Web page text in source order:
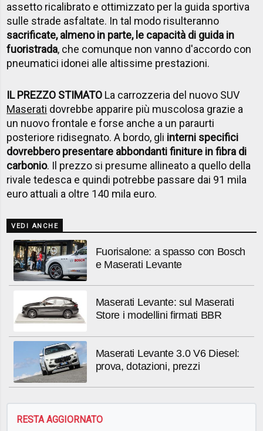
assetto ricalibrato e ottimizzato per la guida sportiva
sulle strade asfaltate. In tal modo risulteranno
sacrificate, almeno in parte, le capacità di guida in
fuoristrada, che comunque non vanno d'accordo con
pneumatici idonei alle altissime prestazioni.
IL PREZZO STIMATO La carrozzeria del nuovo SUV
Maserati dovrebbe apparire più muscolosa grazie a
un nuovo frontale e forse anche a un paraurti
posteriore ridisegnato. A bordo, gli interni specifici
dovrebbero presentare abbondanti finiture in fibra di
carbonio. Il prezzo si presume allineato a quello della
rivale tedesca e quindi potrebbe passare dai 91 mila
euro attuali a oltre 140 mila euro.
VEDI ANCHE
Fuorisalone: a spasso con Bosch
e Maserati Levante
Maserati Levante: sul Maserati
Store i modellini firmati BBR
Maserati Levante 3.0 V6 Diesel:
prova, dotazioni, prezzi
RESTA AGGIORNATO